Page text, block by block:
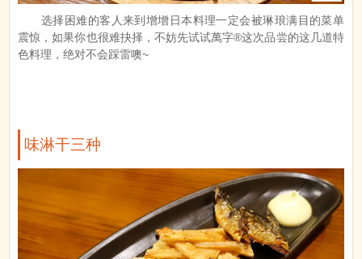
选择困难的客人来到增增日本料理一定会被琳琅满目的菜单
震惊，如果你也很难抉择，不妨先试试萬字®这次品尝的这几道特
色料理，绝对不会踩雷噢~
味淋干三种